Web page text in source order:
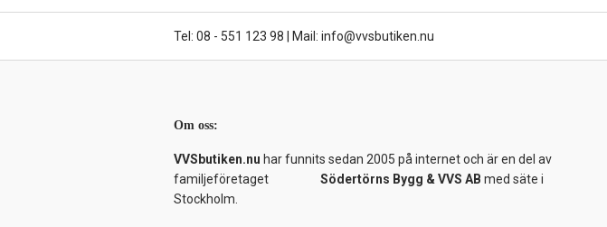
Tel: 08 - 551 123 98 Mail: info@vvsbutiken.nu
Om oss:
VVSbutiken.nu har funnits sedan 2005 på internet och är en del av
familjeföretaget Södertörns Bygg & VVS AB med säte i
Stockholm.